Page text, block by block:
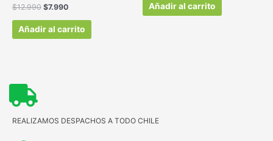
$12.990 $7.990
Añadir al carrito
Añadir al carrito
REALIZAMOS DESPACHOS A TODO CHILE